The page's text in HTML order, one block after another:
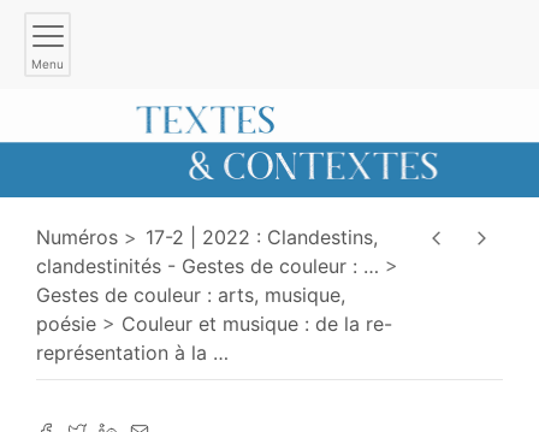
Menu
Numéros
17-2 | 2022 : Clandestins,
clandestinités - Gestes de couleur : …
Gestes de couleur : arts, musique,
poésie
Couleur et musique : de la re-
représentation à la …